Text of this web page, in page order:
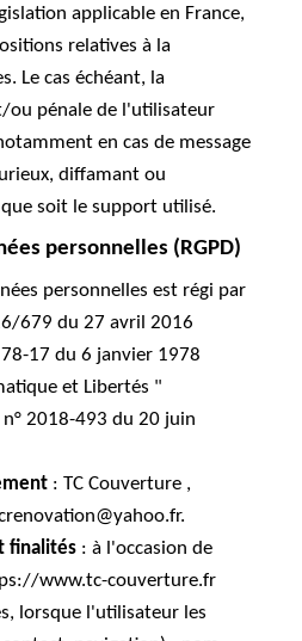
applicable en France,
relatives à la
Le cas échéant, la
ou pénale de l'utilisateur
en cas de message
diffamant ou
soit le support utilisé.
personnelles (RGPD)
personnelles est régi par
679 du 27 avril 2016
78-17 du 6 janvier 1978
et Libertés "
2018-493 du 20 juin
: TC Couverture ,
finalités : à l'occasion de
www.tc-couverture.fr
lorsque l'utilisateur les